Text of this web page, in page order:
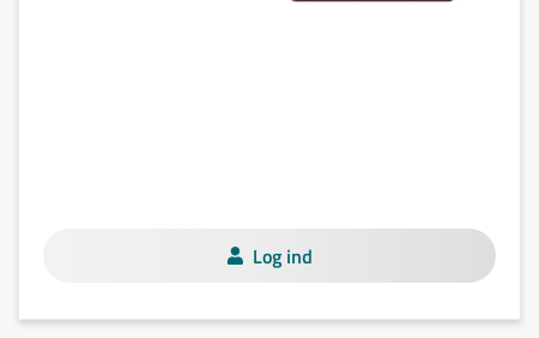
Log ind